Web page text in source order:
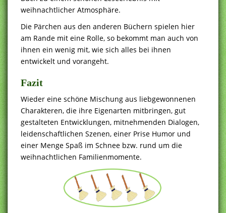
weihnachtlicher Atmosphäre.
Die Pärchen aus den anderen Büchern spielen hier
am Rande mit eine Rolle, so bekommt man auch von
ihnen ein wenig mit, wie sich alles bei ihnen
entwickelt und vorangeht.
Fazit
Wieder eine schöne Mischung aus liebgewonnenen
Charakteren, die ihre Eigenarten mitbringen, gut
gestalteten Entwicklungen, mitnehmenden Dialogen,
leidenschaftlichen Szenen, einer Prise Humor und
einer Menge Spaß im Schnee bzw. rund um die
weihnachtlichen Familienmomente.